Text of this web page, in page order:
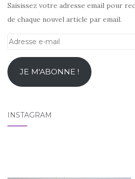
Saisissez votre adresse email pour
de chaque nouvel article par email.
Adresse
mailJE M'ABONNE !
INSTAGRAM